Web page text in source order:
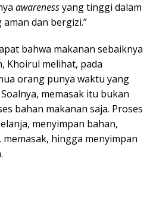
awarenessyang tinggi dalam
dan bergizi.”
bahwa makanan sebaiknya
Khoirul melihat, pada
orang punya waktu yang
memasak itu bukan
bahan makanan saja. Proses
menyimpan bahan,
hingga menyimpan